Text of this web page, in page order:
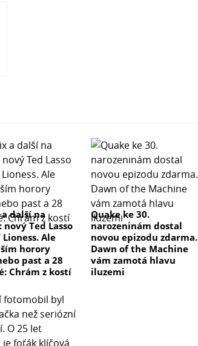
další na
Ted Lasso
Ale
horory
past a 28
Chrám z kostí
Quake ke 30.
narozeninám dostal
novou epizodu zdarma.
Dawn of the Machine
vám zamotá hlavu
iluzemi